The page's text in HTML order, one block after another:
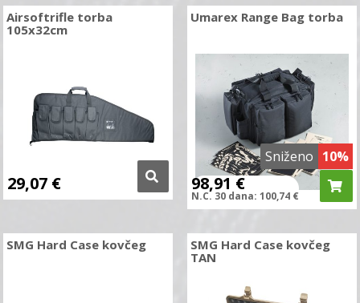
Airsoftrifle torba
105x32cm
29,07 €
Sniženo 10%
Umarex Range Bag torba
98,91 €
N.C. 30 dana: 100,74 €
SMG Hard Case kovčeg
SMG Hard Case kovčeg
TAN